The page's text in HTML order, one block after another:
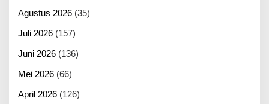
Agustus 2026 (35)
Juli 2026 (157)
Juni 2026 (136)
Mei 2026 (66)
April 2026 (126)